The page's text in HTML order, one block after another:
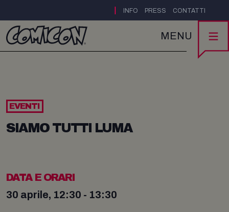
INFO PRESS CONTATTI
MENU
EVENTI
SIAMO TUTTI LUMA
DATA E ORARI
30 aprile, 12:30 - 13:30